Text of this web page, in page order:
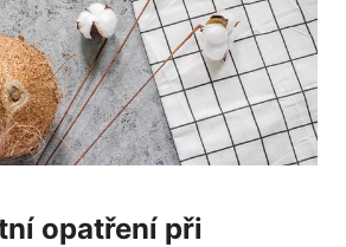
opatření při